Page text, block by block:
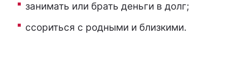
занимать или брать деньги в долг;
ссориться с родными и близкими.